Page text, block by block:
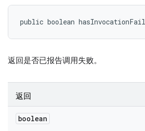
public boolean
返回是否已报告调用失败。
返回
boolean